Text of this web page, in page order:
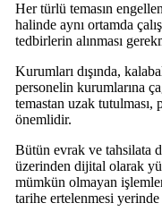
Her türlü temasın
halinde aynı ortamda
tedbirlerin alınması
Kurumları dışında,
personelin kurumlarına
temastan uzak tutulması,
önemlidir.
Bütün evrak ve tahsilata
üzerinden dijital olarak
mümkün olmayan
tarihe ertelenmesi yerinde